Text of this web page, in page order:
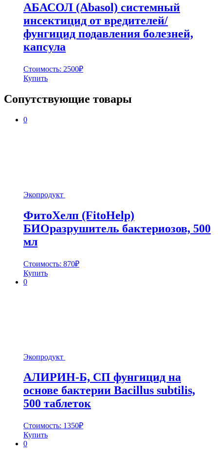
АБАСОЛ (Abasol) системный
инсектицид от вредителей/
фунгицид подавления болезней,
капсула
Стоимость: 2500₽
Купить
Сопутствующие товары
0
Экопродукт
ФитоХелп (FitoHelp)
БИОразрушитель бактериозов, 500
мл
Стоимость: 870₽
Купить
0
Экопродукт
АЛИРИН-Б, СП фунгицид на
основе бактерии Bacillus subtilis,
500 таблеток
Стоимость: 1350₽
Купить
0